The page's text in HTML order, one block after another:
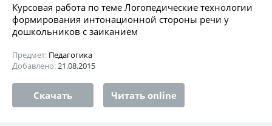
Курсовая работа по теме Логопедические технологии
формирования интонационной стороны речи у
дошкольников с заиканием
Предмет: Педагогика
Добавлено:21.08.2015
Скачать Читать online